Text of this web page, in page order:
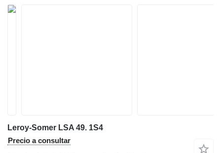
Leroy-Somer LSA 49. 1S4
Precio a consultar